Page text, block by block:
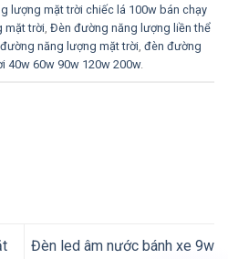
lượng mặt trời chiếc lá 100w bán chạy
mặt trời, Đèn đường năng lượng liền thể
năng lượng mặt trời, đèn đường
40w 60w 90w 120w 200w.
Đèn led âm nước bánh xe 9w